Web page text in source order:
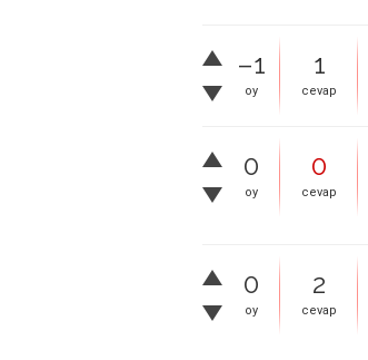
–1
oy
1
cevap
0
oy
0
cevap
0
oy
2
cevap